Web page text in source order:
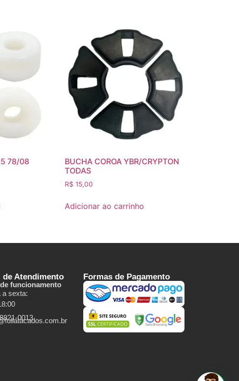
78/08
BUCHA COROA YBR/CRYPTON
TODAS
R$ 15,00
Adicionar ao carrinho
de Atendimento
funcionamento
a sexta:
0013
Formas de Pagamento